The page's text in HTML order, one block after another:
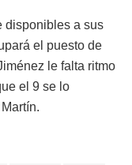
disponibles a sus
el puesto de
le falta ritmo
el 9 se lo